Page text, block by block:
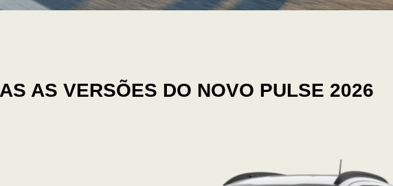
AS VERSÕES DO NOVO PULSE 2026